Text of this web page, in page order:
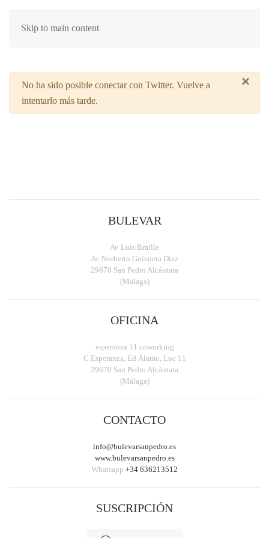
Skip to main content
×
Advertencia
No ha sido posible conectar con Twitter. Vuelve a
intentarlo más tarde.
BULEVAR
Av Luis Braille
Av Norberto Goizueta Díaz
29670 San Pedro Alcántara
(Málaga)
OFICINA
esperanza 11 coworking
C Esperanza, Ed Álamo, Loc 11
29670 San Pedro Alcántara
(Málaga)
CONTACTO
info@bulevarsanpedro.es
www.bulevarsanpedro.es
Whatsapp +34 636213512
SUSCRIPCIÓN